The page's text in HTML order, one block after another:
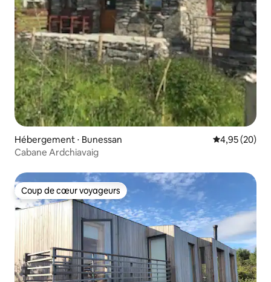
Hébergement ⋅ Bunessan Évaluation
4,95 (20)
Cabane Ardchiavaig
Coup de cœur voyageurs
Coup de cœur voyageurs